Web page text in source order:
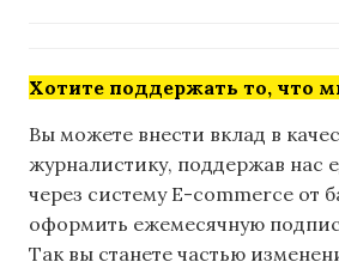
Хотите поддержать то, что
Вы можете внести вклад в
журналистику, поддержав нас
через систему E-commerce от
оформить ежемесячную
Так вы станете частью